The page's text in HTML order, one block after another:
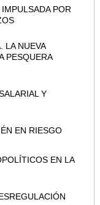
POR
LA NUEVA
PESQUERA
Y
EN RIESGO
EN LA